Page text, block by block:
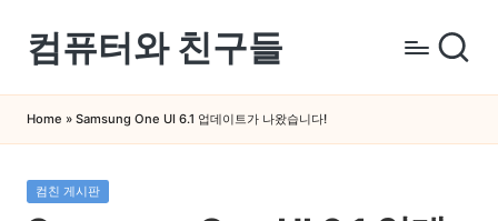
Skip
content
컴퓨터와 친구들
퓨
터
스
Home » Samsung One UI 6.1 업데이트가 나왔습니다!
Posted
in
컴친 게시판